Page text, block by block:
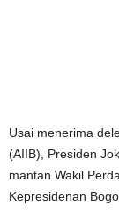
Usai menerima
(AIIB), Presiden
mantan Wakil
Kepresidenan